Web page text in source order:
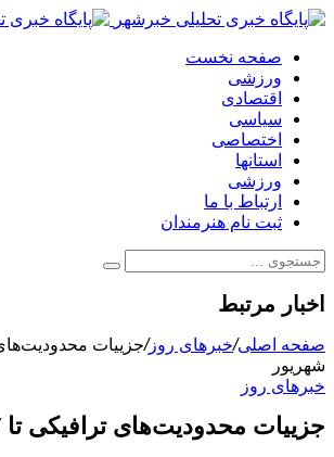
صفحه نخست
ورزشی
اقتصادی
سیاسی
اختصاصی
استانها
ورزشی
ارتباط با ما
ثبت نام هنرمندان
اخبار مرتبط
صفحه اصلی/خبرهای روز/
شهریور
خبرهای روز
جزییات محدودیت‌های ترافیکی تا ۱۷ شهریور